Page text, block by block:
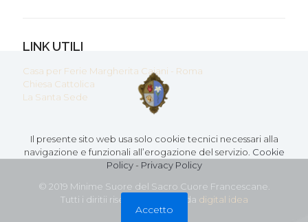
LINK UTILI
Casa per Ferie Margherita Caiani - Roma
Chiesa Cattolica
La Santa Sede
© 2019 Minime Suore del Sacro Cuore Francescane.
Tutti i diritii riservati - Creato da digital idea
Il presente sito web usa solo cookie tecnici necessari alla
navigazione e funzionali all’erogazione del servizio. Cookie
Policy- Privacy Policy
Accetto